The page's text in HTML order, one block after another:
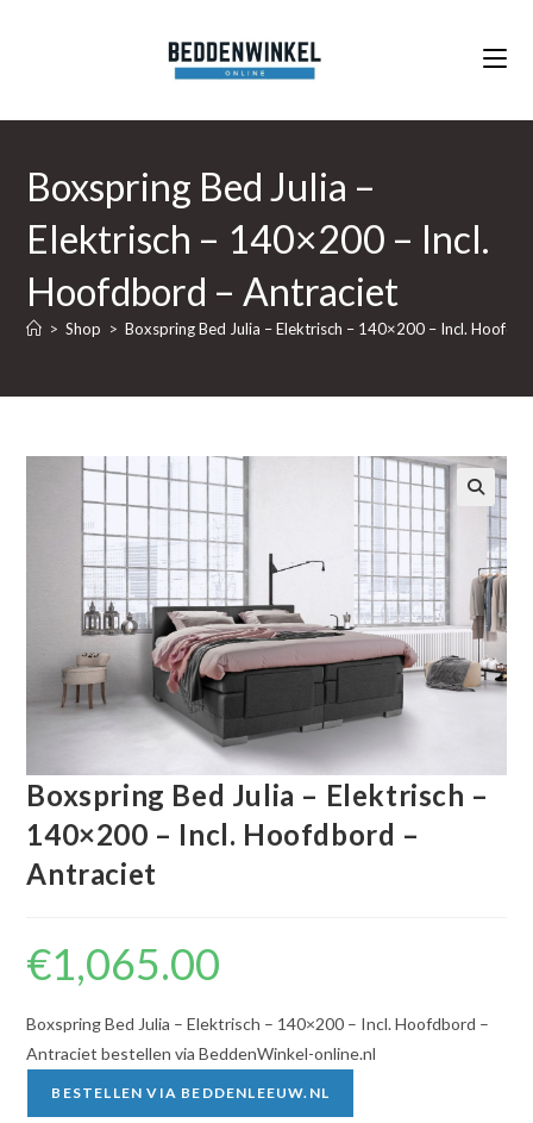
Boxspring Bed Julia –
Elektrisch – 140×200 – Incl.
Hoofdbord – Antraciet
> Shop > Boxspring Bed Julia – Elektrisch – 140×200 – Incl.
Boxspring Bed Julia – Elektrisch –
140×200 – Incl. Hoofdbord –
Antraciet
€1,065.00
Boxspring Bed Julia – Elektrisch – 140×200 – Incl. Hoofdbord –
Antraciet bestellen via BeddenWinkel-online.nl
BESTELLEN VIA BEDDENLEEUW.NL